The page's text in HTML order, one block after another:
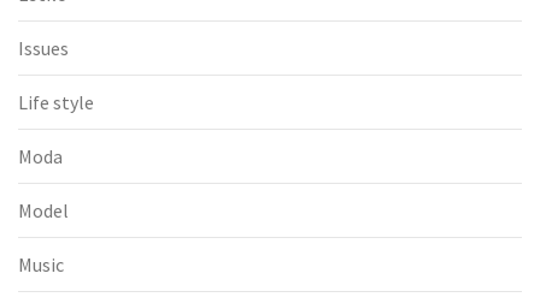
Issues
Life style
Moda
Model
Music